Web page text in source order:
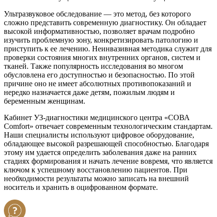
Ультразвуковое обследование — это метод, без которого
сложно представить современную диагностику. Он обладает
высокой информативностью, позволяет врачам подробно
изучить проблемную зону, конкретизировать патологию и
приступить к ее лечению. Неинвазивная методика служит для
проверки состояния многих внутренних органов, систем и
тканей. Также популярность исследования во многом
обусловлена его доступностью и безопасностью. По этой
причине оно не имеет абсолютных противопоказаний и
нередко назначается даже детям, пожилым людям и
беременным женщинам.
Кабинет УЗ-диагностики медицинского центра «СОВА
Comfort» отвечает современным технологическим стандартам.
Наши специалисты используют цифровое оборудование,
обладающее высокой разрешающей способностью. Благодаря
этому им удается определить заболевания даже на ранних
стадиях формирования и начать лечение вовремя, что является
ключом к успешному восстановлению пациентов. При
необходимости результаты можно записать на внешний
носитель и хранить в оцифрованном формате.